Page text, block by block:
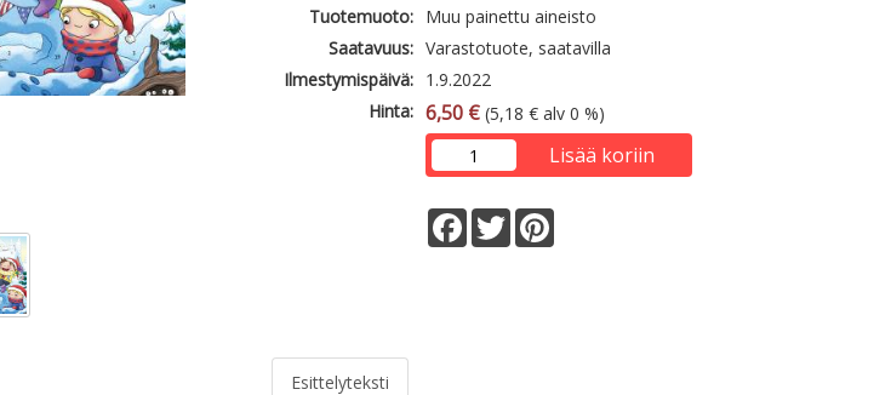
Tuotemuoto: Muu painettu aineisto
Saatavuus: Varastotuote, saatavilla
Ilmestymispäivä: 1.9.2022
Hinta: 6,50 € (5,18 € alv 0 %)
Lisää koriin
Facebook
Twitter
Esittelyteksti